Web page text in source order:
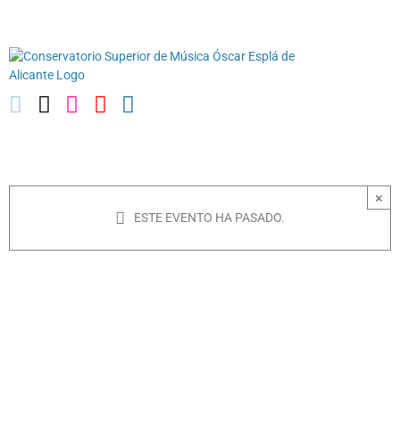
contenido
×
ESTE EVENTO HA PASADO.